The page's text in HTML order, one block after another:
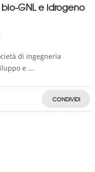
GNL e idrogeno
di ingegneria
e ...
CONDIVIDI